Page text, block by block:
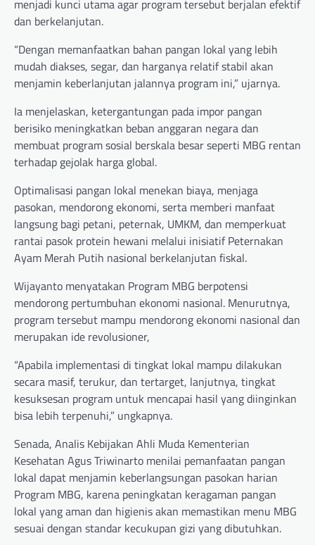
menjadi kunci utama agar program tersebut berjalan efektif
dan berkelanjutan.
“Dengan memanfaatkan bahan pangan lokal yang lebih
mudah diakses, segar, dan harganya relatif stabil akan
menjamin keberlanjutan jalannya program ini,” ujarnya.
Ia menjelaskan, ketergantungan pada impor pangan
berisiko meningkatkan beban anggaran negara dan
membuat program sosial berskala besar seperti MBG rentan
terhadap gejolak harga global.
Optimalisasi pangan lokal menekan biaya, menjaga
pasokan, mendorong ekonomi, serta memberi manfaat
langsung bagi petani, peternak, UMKM, dan memperkuat
rantai pasok protein hewani melalui inisiatif Peternakan
Ayam Merah Putih nasional berkelanjutan fiskal.
Wijayanto menyatakan Program MBG berpotensi
mendorong pertumbuhan ekonomi nasional. Menurutnya,
program tersebut mampu mendorong ekonomi nasional dan
merupakan ide revolusioner,
“Apabila implementasi di tingkat lokal mampu dilakukan
secara masif, terukur, dan tertarget, lanjutnya, tingkat
kesuksesan program untuk mencapai hasil yang diinginkan
bisa lebih terpenuhi,” ungkapnya.
Senada, Analis Kebijakan Ahli Muda Kementerian
Kesehatan Agus Triwinarto menilai pemanfaatan pangan
lokal dapat menjamin keberlangsungan pasokan harian
Program MBG, karena peningkatan keragaman pangan
lokal yang aman dan higienis akan memastikan menu MBG
sesuai dengan standar kecukupan gizi yang dibutuhkan.